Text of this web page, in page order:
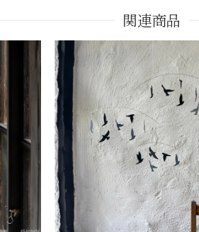
関連商品